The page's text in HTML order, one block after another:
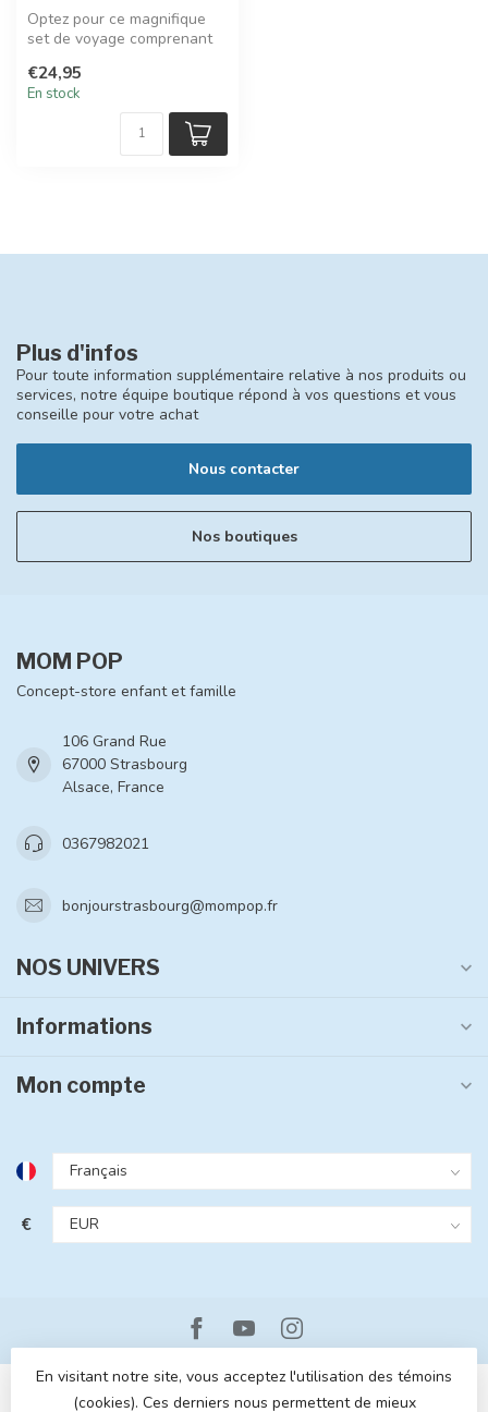
Optez pour ce magnifique
set de voyage comprenant
un...
€24,95
En stock
Plus d'infos
Pour toute information supplémentaire relative à nos produits ou
services, notre équipe boutique répond à vos questions et vous
conseille pour votre achat
Nous contacter
Nos boutiques
MOM POP
Concept-store enfant et famille
106 Grand Rue
67000 Strasbourg
Alsace, France
0367982021
bonjourstrasbourg@mompop.fr
NOS UNIVERS
Informations
Mon compte
€
En visitant notre site, vous acceptez l'utilisation des témoins
(cookies). Ces derniers nous permettent de mieux